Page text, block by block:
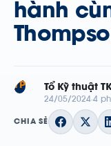
hành
TP Tổ Kỹ thuật
24/05/2024 4
CHIA SẺ